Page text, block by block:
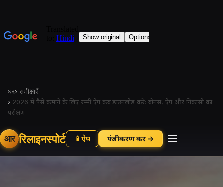
घर› समीक्षाएँ
› 2026 में पैसे कमाने के लिए रम्मी ऐप कब डाउनलोड करें: बोनस, ऐप और निकासी का
परीक्षण
आर रिलाइनस्पोर्ट 📱 ऐप पंजीकरण करें →